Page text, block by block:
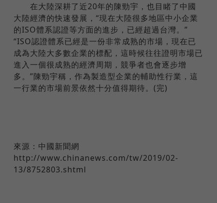
在大陸深耕了近20年的陳勁宇，也目睹了中國
大陸經濟的快速發展，“現在大陸很多地區中小企業
的ISO體系認證等方面的進步，已經超過台灣。”
“ISO認證體系已經是一份非常成熟的市場，現在已
成為大陸大多數企業的標配，這時候往往證明市場已
進入一個很成熟的經濟周期，競爭者也會逐步增
多。”陳勁宇稱，作為製造型企業的輔助性行業，這
一行業的市場前景依然十分值得期待。(完)
來源：中國新聞網
http://www.chinanews.com/tw/2019/02-
13/8752803.shtml